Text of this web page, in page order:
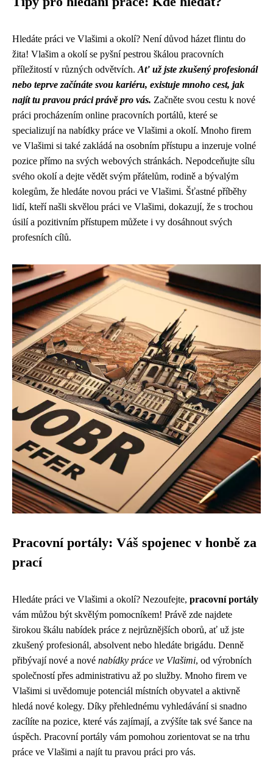
Hledáte práci ve Vlašimi a okolí? Není důvod házet flintu do
žita! Vlašim a okolí se pyšní pestrou škálou pracovních
příležitostí v různých odvětvích. Ať už jste zkušený profesionál
nebo teprve začínáte svou kariéru, existuje mnoho cest, jak
najít tu pravou práci právě pro vás. Začněte svou cestu k nové
práci procházením online pracovních portálů, které se
specializují na nabídky práce ve Vlašimi a okolí. Mnoho firem
ve Vlašimi si také zakládá na osobním přístupu a inzeruje volné
pozice přímo na svých webových stránkách. Nepodceňujte sílu
svého okolí a dejte vědět svým přátelům, rodině a bývalým
kolegům, že hledáte novou práci ve Vlašimi. Šťastné příběhy
lidí, kteří našli skvělou práci ve Vlašimi, dokazují, že s trochou
úsilí a pozitivním přístupem můžete i vy dosáhnout svých
profesních cílů.
Pracovní portály: Váš spojenec v honbě za
prací
Hledáte práci ve Vlašimi a okolí? Nezoufejte, pracovní portály
vám můžou být skvělým pomocníkem! Právě zde najdete
širokou škálu nabídek práce z nejrůznějších oborů, ať už jste
zkušený profesionál, absolvent nebo hledáte brigádu. Denně
přibývají nové a nové nabídky práce ve Vlašimi, od výrobních
společností přes administrativu až po služby. Mnoho firem ve
Vlašimi si uvědomuje potenciál místních obyvatel a aktivně
hledá nové kolegy. Díky přehlednému vyhledávání si snadno
zacílíte na pozice, které vás zajímají, a zvýšíte tak své šance na
úspěch. Pracovní portály vám pomohou zorientovat se na trhu
práce ve Vlašimi a najít tu pravou práci pro vás.